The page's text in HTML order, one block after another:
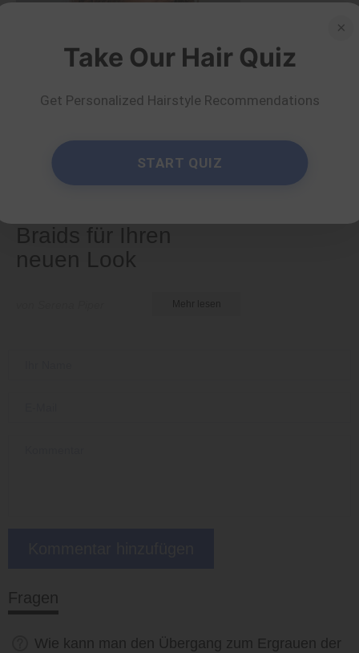
Arten und Texturen
30 Ideen für
neuen Look
Fragen
Wie kann man den Übergang zum Ergrauen der
×
Take Our Hair Quiz
Get Personalized Hairstyle Recommendations
START QUIZ